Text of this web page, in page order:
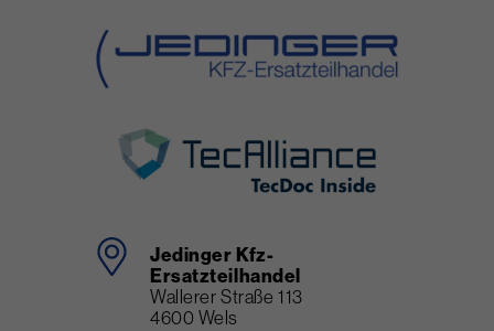
Jedinger Kfz-
Ersatzteilhandel
Wallerer Straße 113
4600 Wels